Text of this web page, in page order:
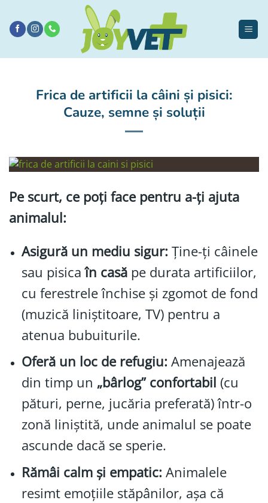
conținut
Frica de artificii la câini și pisici:
Cauze, semne și soluții
Pe scurt, ce poți face pentru a-ți ajuta
animalul:
Asigură un mediu sigur: Ține-ți câinele
sau pisicaîn casăpe durata artificiilor,
cu ferestrele închise și zgomot de fond
(muzică liniștitoare, TV) pentru a
atenua bubuiturile.
Oferă un loc de refugiu: Amenajează
din timp un „bârlog” confortabil (cu
pături, perne, jucăria preferată) într-o
zonă liniștită, unde animalul se poate
ascunde dacă se sperie.
Rămâi calm și empatic: Animalele
resimt emoțiile stăpânilor, așa că